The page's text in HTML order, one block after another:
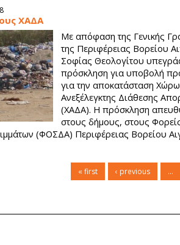
ΧΑΔΑ
Με απόφαση της Γενικής
της Περιφέρειας Βορείου
Σοφίας Θεολογίτου
πρόσκληση για υποβολή
για την αποκατάσταση
Ανεξέλεγκτης Διάθεσης
(ΧΑΔΑ). Η πρόσκληση
στους δήμους, στους
(ΦΟΣΔΑ) Περιφέρειας Βορείου
« first ‹ previous …